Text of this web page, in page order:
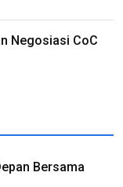
Negosiasi CoC
Bersama